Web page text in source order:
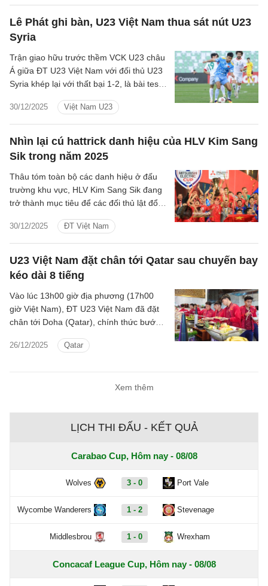
Lê Phát ghi bàn, U23 Việt Nam thua sát nút U23
Syria
30/12/2025 Việt Nam U23
Trận giao hữu trước thềm VCK U23 châu
Á giữa ĐT U23 Việt Nam với đối thủ U23
Syria khép lại với thất bại 1-2, là bài test
Sik.
Nhìn lại cú hattrick danh hiệu của HLV Kim Sang
Sik trong năm 2025
30/12/2025 ĐT Việt Nam
Thâu tóm toàn bộ các danh hiệu ở đấu
trường khu vực, HLV Kim Sang Sik đang
trở thành mục tiêu để các đối thủ lật đổ.
chiến lược gia Hàn Quốc cùng bóng đá
Việt Nam trong năm nay.
U23 Việt Nam đặt chân tới Qatar sau chuyến bay
kéo dài 8 tiếng
26/12/2025 Qatar
Vào lúc 13h00 giờ địa phương (17h00
giờ Việt Nam), ĐT U23 Việt Nam đã đặt
chân tới Doha (Qatar), chính thức bước
trình hướng tới VCK U23 châu Á 2026.
Xem thêm
LỊCH THI ĐẤU - KẾT QUẢ
Carabao Cup, Hôm nay - 08/08
Wolves 3 - 0 Port Vale
Wycombe Wanderers 1 - 2 Stevenage
Middlesbrou 1 - 0 Wrexham
Concacaf League Cup, Hôm nay - 08/08